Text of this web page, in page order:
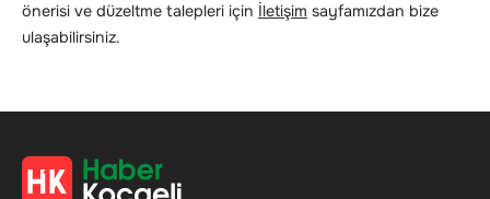
önerisi ve düzeltme talepleri için İletişim sayfamızdan bize
ulaşabilirsiniz.